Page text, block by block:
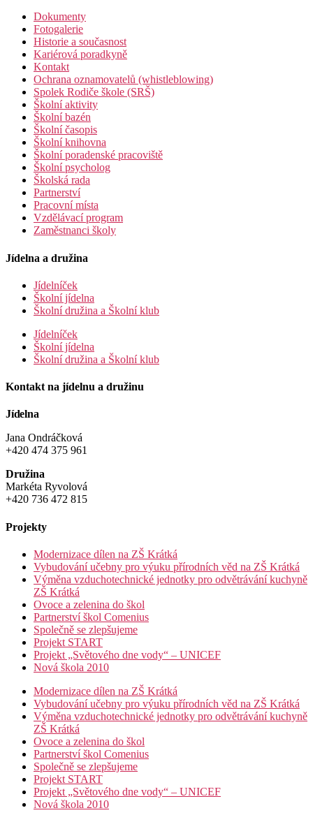
Dokumenty
Fotogalerie
Historie a současnost
Kariérová poradkyně
Kontakt
Ochrana oznamovatelů (whistleblowing)
Spolek Rodiče škole (SRŠ)
Školní aktivity
Školní bazén
Školní časopis
Školní knihovna
Školní poradenské pracoviště
Školní psycholog
Školská rada
Partnerství
Pracovní místa
Vzdělávací program
Zaměstnanci školy
Jídelna a družina
Jídelníček
Školní jídelna
Školní družina a Školní klub
Jídelníček
Školní jídelna
Školní družina a Školní klub
Kontakt na jídelnu a družinu
Jídelna
Jana Ondráčková
+420 474 375 961
Družina
Markéta Ryvolová
+420 736 472 815
Projekty
Modernizace dílen na ZŠ Krátká
Vybudování učebny pro výuku přírodních věd na ZŠ Krátká
Výměna vzduchotechnické jednotky pro odvětrávání kuchyně
ZŠ Krátká
Ovoce a zelenina do škol
Partnerství škol Comenius
Společně se zlepšujeme
Projekt START
Projekt „Světového dne vody“ – UNICEF
Nová škola 2010
Modernizace dílen na ZŠ Krátká
Vybudování učebny pro výuku přírodních věd na ZŠ Krátká
Výměna vzduchotechnické jednotky pro odvětrávání kuchyně
ZŠ Krátká
Ovoce a zelenina do škol
Partnerství škol Comenius
Společně se zlepšujeme
Projekt START
Projekt „Světového dne vody“ – UNICEF
Nová škola 2010